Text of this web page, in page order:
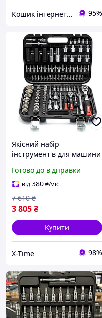
Кошик інтернет магазин 95%
Якісний набір
інструментів для машини
ключів, Набір ключів для
авто, XTM
Готово до відправки
від380₴/міс
3 805₴
7 610 ₴
Купити
X-Time 98%